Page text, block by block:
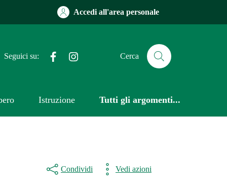
Accedi all'area personale
Seguici su: Facebook Cerca
Istruzione Tutti gli argomenti...
Condividi Vedi azioni